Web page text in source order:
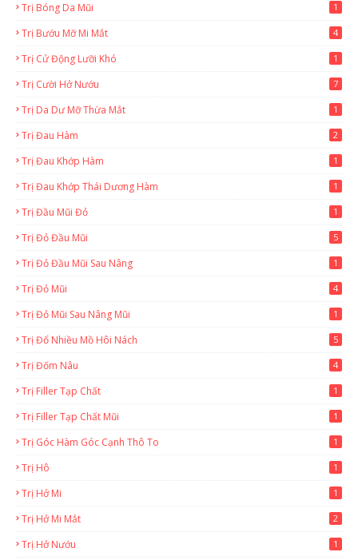
Trị Bóng Da Mũi 1
Trị Bướu Mỡ Mi Mắt 4
Trị Cử Động Lưỡi Khó 1
Trị Cười Hở Nướu 7
Trị Da Dư Mỡ Thừa Mắt 1
Trị Đau Hàm 2
Trị Đau Khớp Hàm 1
Trị Đau Khớp Thái Dương Hàm 1
Trị Đầu Mũi Đỏ 1
Trị Đỏ Đầu Mũi 5
Trị Đỏ Đầu Mũi Sau Nâng 1
Trị Đỏ Mũi 4
Trị Đỏ Mũi Sau Nâng Mũi 1
Trị Đổ Nhiều Mồ Hôi Nách 5
Trị Đốm Nâu 4
Trị Filler Tạp Chất 1
Trị Filler Tạp Chất Mũi 1
Trị Góc Hàm Góc Cạnh Thô To 1
Trị Hô 1
Trị Hở Mi 1
Trị Hở Mi Mắt 2
Trị Hở Nướu 1